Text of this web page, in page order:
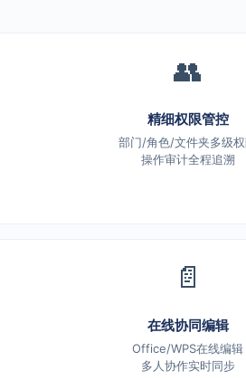
👥
精细权限管控
部门/角色/文件夹多级
操作审计全程追溯
📄
在线协同编辑
Office/WPS在线编辑
多人协作实时同步